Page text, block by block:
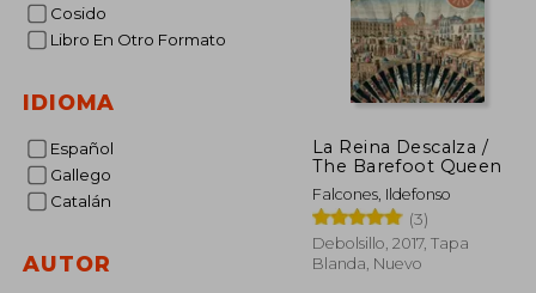
Cosido
Libro En Otro Formato
IDIOMA
Español
Gallego
Catalán
AUTOR
La Reina Descalza /
The Barefoot Queen
Falcones, Ildefonso
(3)
Debolsillo, 2017, Tapa
Blanda, Nuevo